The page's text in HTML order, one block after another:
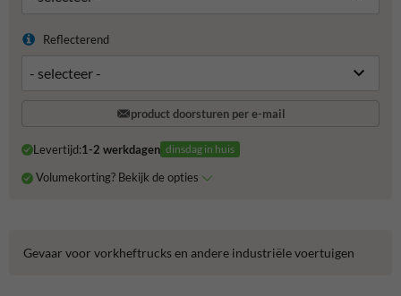
Reflecterend
product doorsturen per e-mail
Levertijd:1-2 werkdagen dinsdag in huis
Volumekorting? Bekijk de opties
Gevaar voor vorkheftrucks en andere industriële voertuigen